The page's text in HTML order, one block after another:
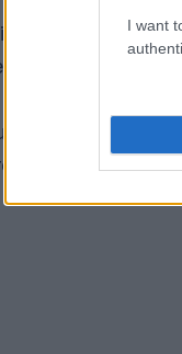
I want
può diventare
soluzioni aperte e
la
pratico:
insieme risorse